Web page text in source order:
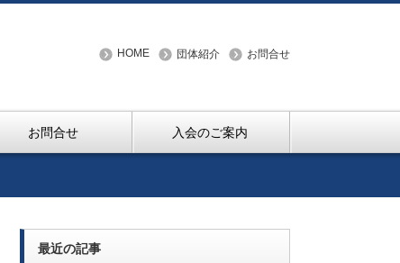
HOME 団体紹介 お問合せ
お問合せ 入会のご案内
最近の記事